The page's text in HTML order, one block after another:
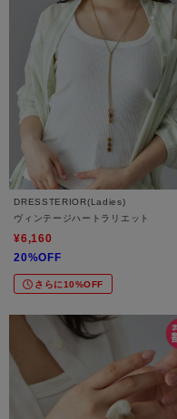
DRESSTERIOR(Ladies)
ヴィンテージハートラリエット
¥6,160
20%OFF
さらに10%OFF